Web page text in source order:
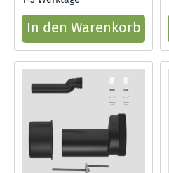
In den Warenkorb